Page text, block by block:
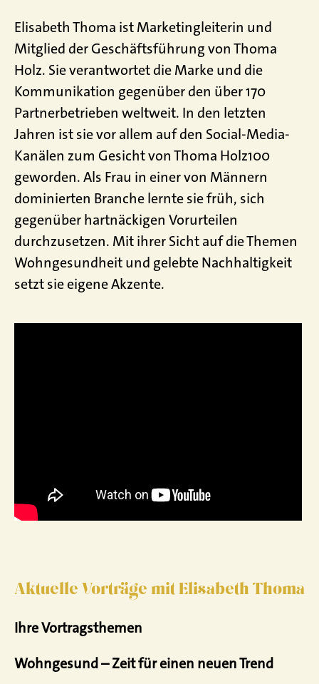
Elisabeth Thoma ist Marketingleiterin und
Mitglied der Geschäftsführung von Thoma
Holz. Sie verantwortet die Marke und die
Kommunikation gegenüber den über 170
Partnerbetrieben weltweit. In den letzten
Jahren ist sie vor allem auf den Social-Media-
Kanälen zum Gesicht von Thoma Holz100
geworden. Als Frau in einer von Männern
dominierten Branche lernte sie früh, sich
gegenüber hartnäckigen Vorurteilen
durchzusetzen. Mit ihrer Sicht auf die Themen
Wohngesundheit und gelebte Nachhaltigkeit
setzt sie eigene Akzente.
Aktuelle Vorträge mit Elisabeth Thoma
Ihre Vortragsthemen
Wohngesund – Zeit für einen neuen Trend